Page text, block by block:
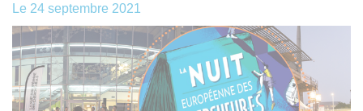
Le 24 septembre 2021